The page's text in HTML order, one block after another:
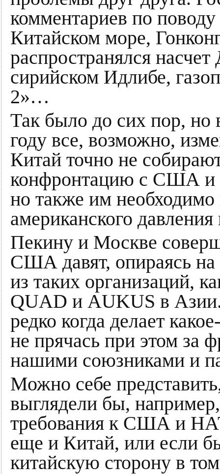
комментариев по
Китайском море,
распространялся
сирийском Идлибе,
2»…
Так было до сих пор, но
году все, возможно,
Китай точно не
конфронтацию с США и
но также им
американского
Пекину и Москве
США давят, опираясь на
из таких организаций,
QUAD и AUKUS в
редко когда делает
не прячась при этом за
нашими союзниками и
Можно себе
выглядели бы,
требования к США и
еще и Китай, или если
китайскую сторону в